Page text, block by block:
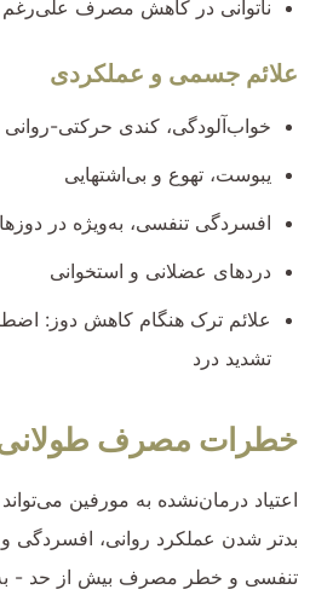
ناتوانی در کاهش مصرف علی‌رغم
علائم جسمی و عملکردی
خواب‌آلودگی، کندی حرکتی-
یبوست، تهوع و بی‌اشتهایی
افسردگی تنفسی، به‌ویژه در
دردهای عضلانی و استخوانی
علائم ترک هنگام کاهش دوز:
تشدید درد
خطرات مصرف
اعتیاد درمان‌نشده به مورفین
بدتر شدن عملکرد روانی، افسردگی
تنفسی و خطر مصرف بیش از حد -